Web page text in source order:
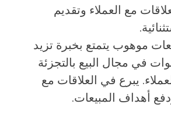
مع العملاء وتقديم
موهوب يتمتع بخبرة تزيد
سنوات في مجال البيع بالتجزئة
يبرع في العلاقات مع
أهداف المبيعات.